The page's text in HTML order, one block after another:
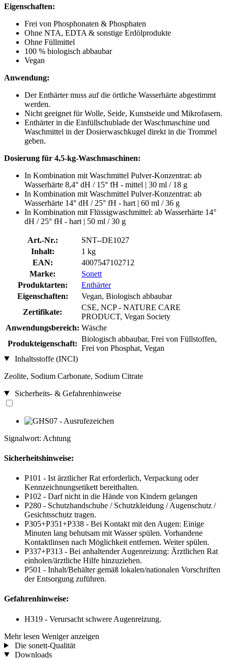
Eigenschaften:
Frei von Phosphonaten & Phosphaten
Ohne NTA, EDTA & sonstige Erdölprodukte
Ohne Füllmittel
100 % biologisch abbaubar
Vegan
Anwendung:
Der Enthärter muss auf die örtliche Wasserhärte abgestimmt
werden.
Nicht geeignet für Wolle, Seide, Kunstseide und Mikrofasern.
Enthärter in die Einfüllschublade der Waschmaschine und
Waschmittel in der Dosierwaschkugel direkt in die Trommel
geben.
Dosierung für 4,5-kg-Waschmaschinen:
In Kombination mit Waschmittel Pulver-Konzentrat: ab
Wasserhärte 8,4° dH / 15° fH - mittel | 30 ml / 18 g
In Kombination mit Waschmittel Pulver-Konzentrat: ab
Wasserhärte 14° dH / 25° fH - hart | 60 ml / 36 g
In Kombination mit Flüssigwaschmittel: ab Wasserhärte 14°
dH / 25° fH - hart | 50 ml / 30 g
Art.-Nr.:
SNT--DE1027
Inhalt:
1 kg
EAN:
4007547102712
Marke:
Sonett
Produktarten:
Enthärter
Eigenschaften:
Vegan, Biologisch abbaubar
Zertifikate:
CSE, NCP - NATURE CARE
PRODUCT, Vegan Society
Anwendungsbereich: Wäsche
Produkteigenschaft:
Biologisch abbaubar, Frei von Füllstoffen,
Frei von Phosphat, Vegan
Inhaltsstoffe (INCI)
Zeolite, Sodium Carbonate, Sodium Citrate
Sicherheits- & Gefahrenhinweise
Signalwort: Achtung
Sicherheitshinweise:
P101 - Ist ärztlicher Rat erforderlich, Verpackung oder
Kennzeichnungsetikett bereithalten.
P102 - Darf nicht in die Hände von Kindern gelangen
P280 - Schutzhandschuhe / Schutzkleidung / Augenschutz /
Gesichtsschutz tragen.
P305+P351+P338 - Bei Kontakt mit den Augen: Einige
Minuten lang behutsam mit Wasser spülen. Vorhandene
Kontaktlinsen nach Möglichkeit entfernen. Weiter spülen.
P337+P313 - Bei anhaltender Augenreizung: Ärztlichen Rat
einholen/ärztliche Hilfe hinzuziehen.
P501 - Inhalt/Behälter gemäß lokalen/nationalen Vorschriften
der Entsorgung zuführen.
Gefahrenhinweise:
H319 - Verursacht schwere Augenreizung.
Mehr lesen Weniger anzeigen
Die sonett-Qualität
Downloads